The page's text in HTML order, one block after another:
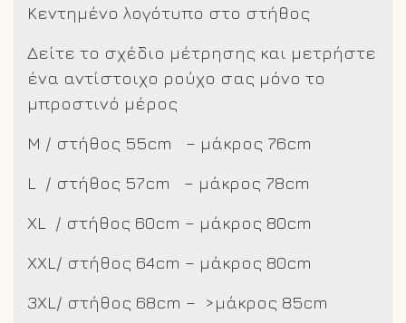
Κεντημένο λογότυπο στο στήθος
Δείτε το σχέδιο μέτρησης και μετρήστε
ένα αντίστοιχο ρούχο σας μόνο το
μπροστινό μέρος
M / στήθος 55cm – μάκρος 76cm
L / στήθος 57cm – μάκρος 78cm
XL / στήθος 60cm – μάκρος 80cm
XXL/ στήθος 64cm – μάκρος 80cm
3XL/ στήθος 68cm – >μάκρος 85cm